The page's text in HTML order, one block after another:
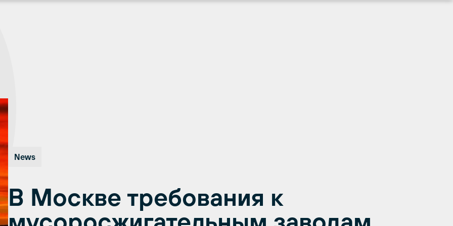
News
В Москве требования к